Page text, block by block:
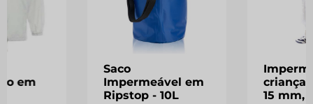
em
Saco
Impermeável em
Ripstop - 10L
criança
15 mm,